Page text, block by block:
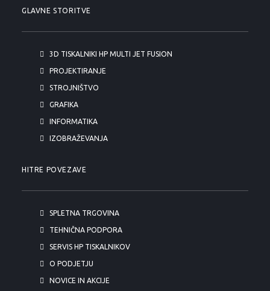
GLAVNE STORITVE
3D TISKALNIKI HP MULTI JET FUSION
PROJEKTIRANJE
STROJNIŠTVO
GRAFIKA
INFORMATIKA
IZOBRAŽEVANJA
HITRE POVEZAVE
SPLETNA TRGOVINA
TEHNIČNA PODPORA
SERVIS HP TISKALNIKOV
O PODJETJU
NOVICE IN AKCIJE